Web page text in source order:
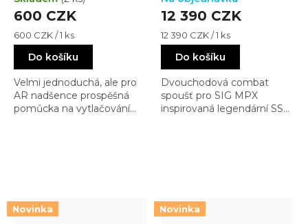
600 CZK
Měrná
cena:
600 CZK / 1 ks
Do košíku
Velmi jednoduchá, ale pro
AR nadšence prospěšná
pomůcka na vytlačování
12 390 CZK
Měrná
cena:
12 390 CZK / 1 ks
Do košíku
Dvouchodová combat
spoušť pro SIG MPX
inspirovaná legendární SSA.
Novinka Novinka